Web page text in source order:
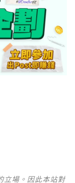
立場。因此本站對